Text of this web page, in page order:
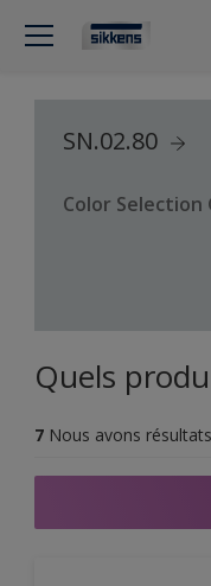
SN.02.80
Color Selection
Quels
7 Nous avons